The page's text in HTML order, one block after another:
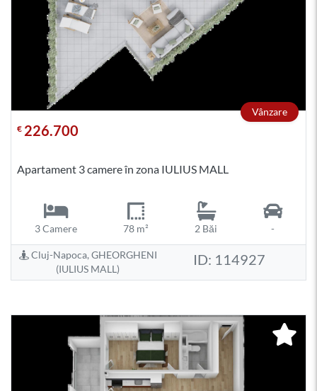
Vânzare
€ 226.700
Apartament 3 camere în zona IULIUS MALL
3 Camere 78 m² 2 Băi -
Cluj-Napoca, GHEORGHENI
(IULIUS MALL)
ID: 114927